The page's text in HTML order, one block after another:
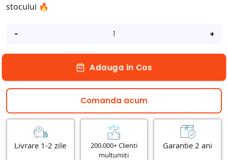
stocului 🔥
- +
Adauga in Cos
Comanda acum
Livrare 1-2 zile
200.000+ Clienti
multumiti
Garantie 2 ani